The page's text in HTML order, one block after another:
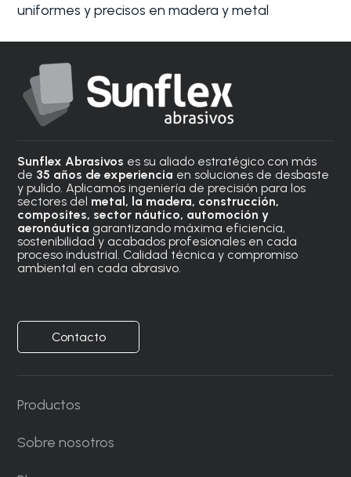
uniformes y precisos en madera y metal
Sunflex Abrasivos es su aliado estratégico con más
de 35 años de experiencia en soluciones de desbaste
y pulido. Aplicamos ingeniería de precisión para los
sectores del metal, la madera, construcción,
composites, sector náutico, automoción y
aeronáutica garantizando máxima eficiencia,
sostenibilidad y acabados profesionales en cada
proceso industrial. Calidad técnica y compromiso
ambiental en cada abrasivo.
Contacto
Productos
Sobre nosotros